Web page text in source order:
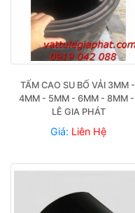
TẤM CAO SU BỐ VẢI 3MM -
4MM - 5MM - 6MM - 8MM -
LÊ GIA PHÁT
Giá: Liên Hệ